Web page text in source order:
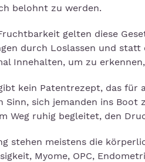
belohnt zu werden.
gelten diese
durch Loslassen und
Innehalten, um zu
kein Patentrezept, das für
sich jemanden ins Boot
Weg ruhig begleitet, den
stehen meistens die
Myome, OPC,